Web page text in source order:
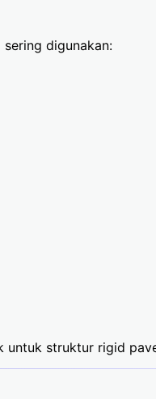
digunakan:
untuk struktur rigid